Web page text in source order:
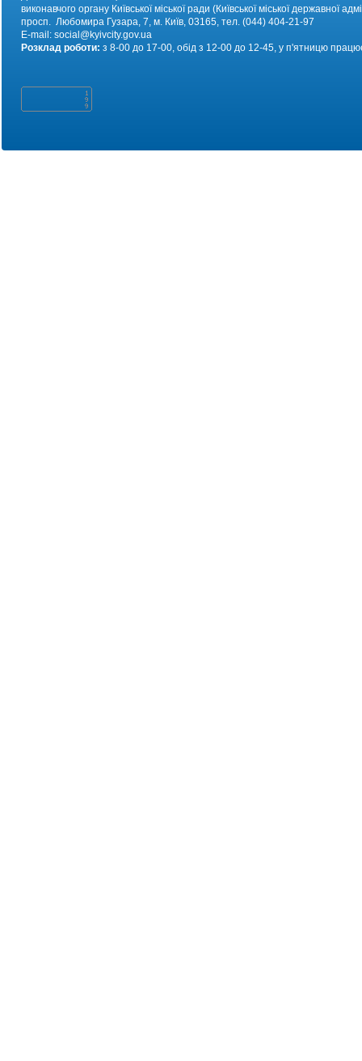
виконавчого органу Київської міської ради (Київської міської державної
просп. Любомира Гузара, 7, м. Київ, 03165, тел. (044) 404-21-97
E-mail: social@kyivcity.gov.ua
Розклад роботи: з 8-00 до 17-00, обід з 12-00 до 12-45, у п'ятницю